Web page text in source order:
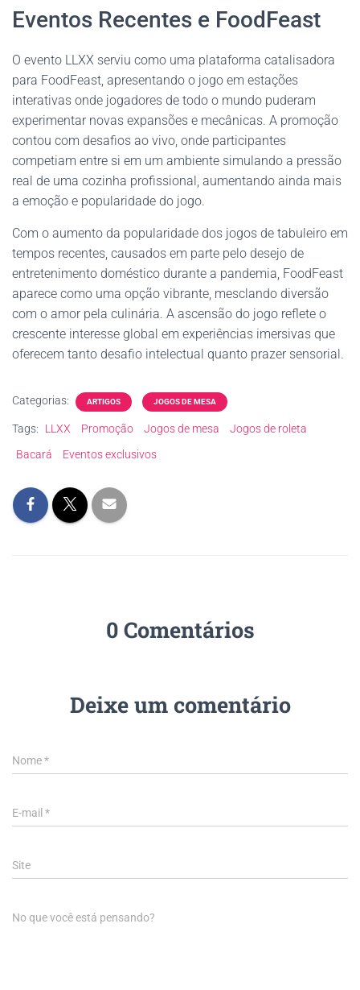
Eventos Recentes e FoodFeast
O evento LLXX serviu como uma plataforma catalisadora
para FoodFeast, apresentando o jogo em estações
interativas onde jogadores de todo o mundo puderam
experimentar novas expansões e mecânicas. A promoção
contou com desafios ao vivo, onde participantes
competiam entre si em um ambiente simulando a pressão
real de uma cozinha profissional, aumentando ainda mais
a emoção e popularidade do jogo.
Com o aumento da popularidade dos jogos de tabuleiro em
tempos recentes, causados em parte pelo desejo de
entretenimento doméstico durante a pandemia, FoodFeast
aparece como uma opção vibrante, mesclando diversão
com o amor pela culinária. A ascensão do jogo reflete o
crescente interesse global em experiências imersivas que
oferecem tanto desafio intelectual quanto prazer sensorial.
Categorias: ARTIGOS JOGOS DE MESA
Tags: LLXX Promoção Jogos de mesa
Jogos de roleta
Bacará
Eventos exclusivos
0 Comentários
Deixe um comentário
Nome*
E-mail *
Site
No que você está pensando?